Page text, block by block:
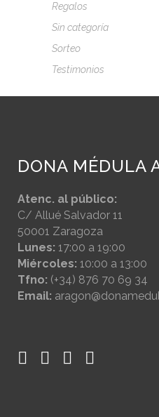
Regalos
Sin categoría
Sorteo
Testimonios
DONA MÉDULA
Atenc. al público:
C/ Allué Salvador 11
50001 Zaragoza
Lunes: 17:00 a 19:00
Miércoles: 10:00 a 13:00
Tfno: (+34) 876 70 69 34
Email: